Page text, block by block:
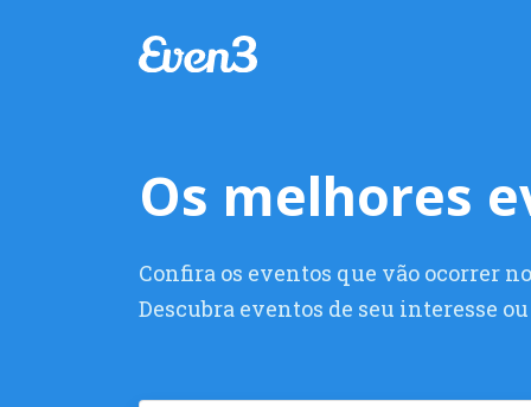
Os melhores
Confira os eventos que vão ocorrer
Descubra eventos de seu interesse